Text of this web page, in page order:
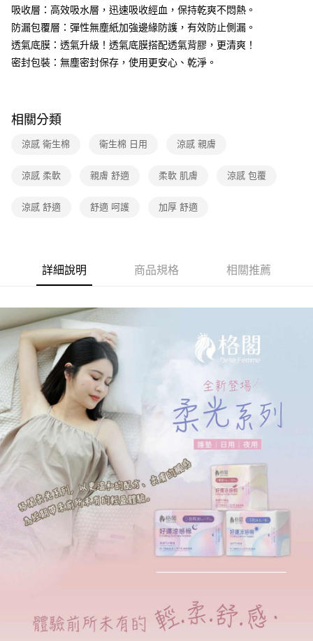
吸收層：高效吸水層，迅速吸收經血，保持乾爽不悶熱。
防漏包覆層：彈性無塵紙加強邊緣防護，有效防止側漏。
透氣底膜：透氣升級！透氣底膜搭配透氣背膠，更清爽！
密封包裝：無塵密封保存，使用更安心、乾淨。
相關分類
涼感 衛生棉 衛生棉 日用 涼感 親膚
涼感 柔軟 親膚 舒適 柔軟 肌膚 涼感 包覆
涼感 舒適 舒適 呵護 加厚 舒適
詳細說明 商品規格 相關推薦